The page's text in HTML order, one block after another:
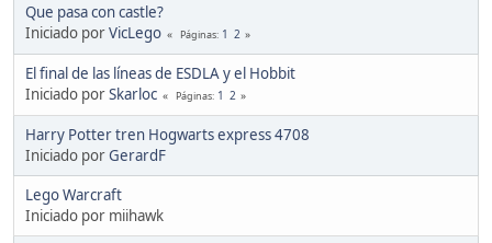
Que pasa con castle?
Iniciado porVicLego Páginas 1 2
El final de las líneas de ESDLA y el Hobbit
Iniciado porSkarloc Páginas 1 2
Harry Potter tren Hogwarts express 4708
Iniciado porGerardF
Lego Warcraft
Iniciado por miihawk